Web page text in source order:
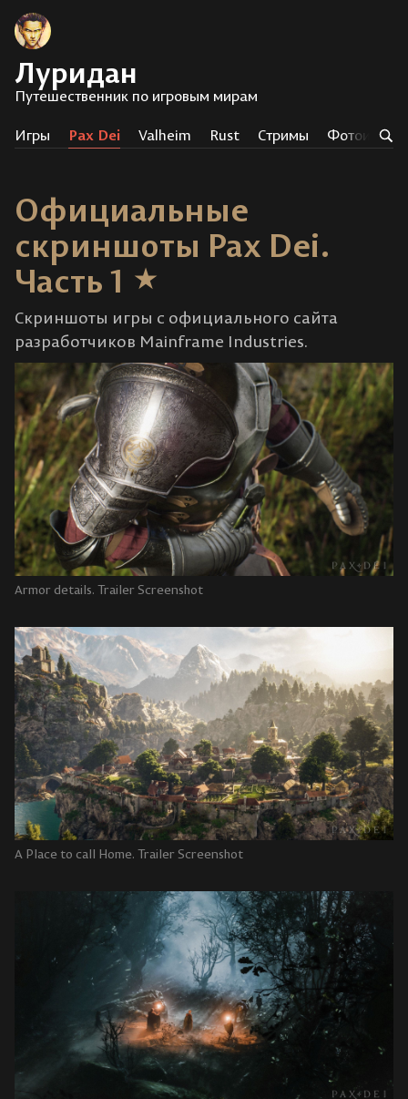
Луридан
Путешественник по игровым мирам
Игры Pax Dei Valheim Rust Стримы
Официальные
скриншоты Pax Dei.
Часть 1
Скриншоты игры с официального сайта
разработчиков Mainframe Industries.
Armor details. Trailer Screenshot
A Place to call Home. Trailer Screenshot